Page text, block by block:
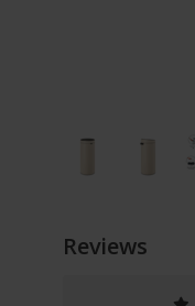
Reviews